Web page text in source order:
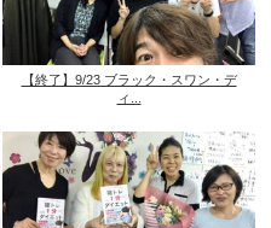
【終了】9/23 ブラック・スワン・デ
ィ...